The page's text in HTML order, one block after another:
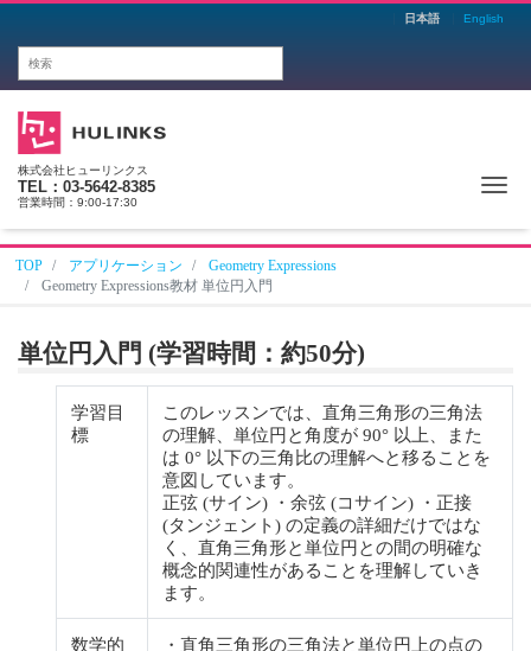
日本語 English
株式会社ヒューリンクス
TEL：03-5642-8385
営業時間：9:00-17:30
TOP アプリケーション
Geometry Expressions
Geometry Expressions教材 単位円入門
単位円入門 (学習時間：約50分)
学習目
標
このレッスンでは、直角三角形の三角法
の理解、単位円と角度が 90° 以上、また
は 0° 以下の三角比の理解へと移ることを
意図しています。
正弦 (サイン) ・余弦 (コサイン) ・正接
(タンジェント) の定義の詳細だけではな
く、直角三角形と単位円との間の明確な
概念的関連性があることを理解していき
ます。
数学的
・直角三角形の三角法と単位円上の点の